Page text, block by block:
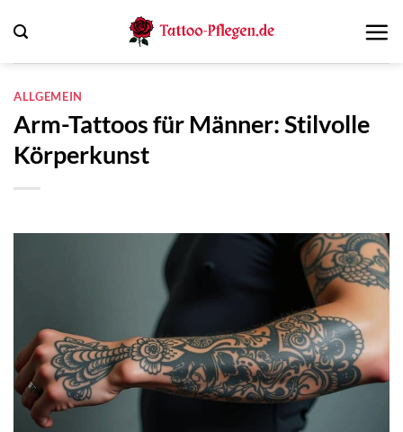
Inhalt
springen
ALLGEMEIN
Arm-Tattoos für Männer: Stilvolle
Körperkunst